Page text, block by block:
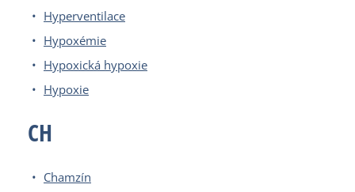
Hyperventilace
Hypoxémie
Hypoxická hypoxie
Hypoxie
CH
Chamzín